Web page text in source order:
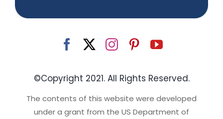
©Copyright 2021. All Rights Reserved.
The contents of this website were developed
under a grant from the US Department of